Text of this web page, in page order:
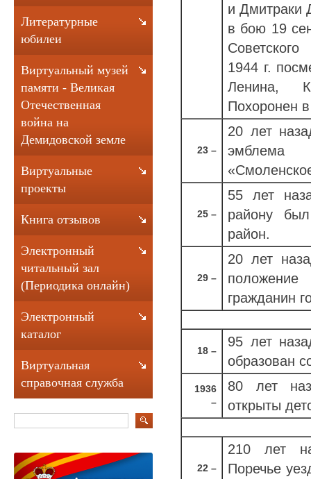
и Дмитраки
в бою 19
1944 г.
Ленина,
Похоронен
23 –
20 лет
эмблема
25 –
55 лет
району
район.
29 –
20 лет
гражданин
18 –
95 лет
образован
1936
–
80 лет
открыты
22 –
210 лет
Поречье
Литературные
юбилеи
Виртуальный музей
памяти - Великая
Отечественная
война на
Демидовской земле
Виртуальные
проекты
Книга отзывов
Электронный
читальный зал
(Периодика онлайн)
Электронный
каталог
Виртуальная
справочная служба